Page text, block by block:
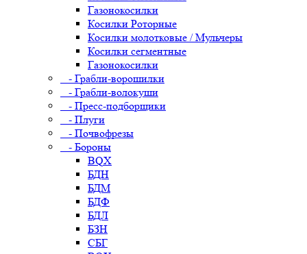
Газонокосилки
Косилки Роторные
Косилки молотковые / Мульчеры
Косилки сегментные
Газонокосилки
- Грабли-ворошилки
- Грабли-волокуши
- Пресс-подборщики
- Плуги
- Почвофрезы
- Бороны
BQX
БДН
БДМ
БДФ
БДЛ
БЗН
СБГ